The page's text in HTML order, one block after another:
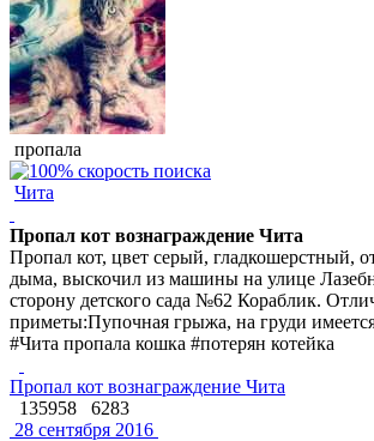
пропала
Чита
Пропал кот вознаграждение Чита
Пропал кот, цвет серый, гладкошерстный,
дыма, выскочил из машины на улице
сторону детского сада №62 Кораблик.
приметы:Пупочная грыжа, на груди имеется
#Чита пропала кошка #потерян котейка
Пропал кот вознаграждение Чита
135958
6283
28 сентября 2016